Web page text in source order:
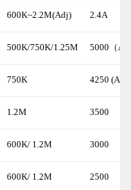
600K~2.2M(Adj) 2.4A
500K/750K/1.25M 5000（
750K 4250 (Adj)
1.2M 3500
600K/ 1.2M 3000
600K/ 1.2M 2500